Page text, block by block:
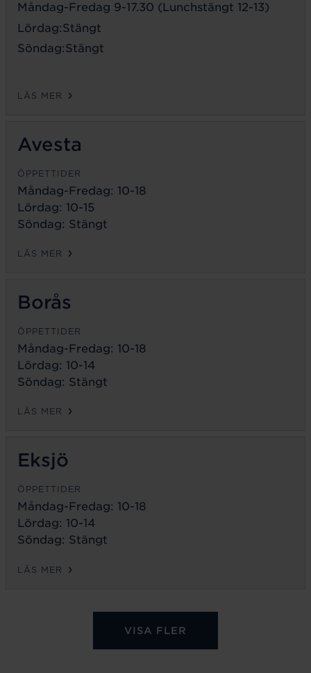
Måndag-Fredag 9-17.30 (Lunchstängt 12-13)
Lördag:Stängt
Söndag:Stängt
LÄS MER
Avesta
ÖPPETTIDER
Måndag-Fredag: 10-18
Lördag: 10-15
Söndag: Stängt
LÄS MER
Borås
ÖPPETTIDER
Måndag-Fredag: 10-18
Lördag: 10-14
Söndag: Stängt
LÄS MER
Eksjö
ÖPPETTIDER
Måndag-Fredag: 10-18
Lördag: 10-14
Söndag: Stängt
LÄS MER
VISA FLER